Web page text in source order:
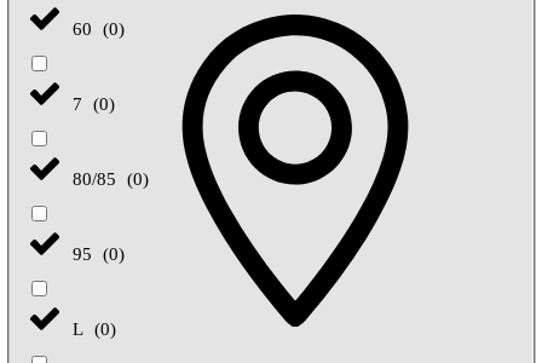
60 (0)
7 (0)
80/85 (0)
95 (0)
L (0)